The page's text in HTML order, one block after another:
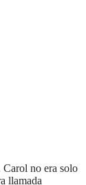
Carol no era solo
llamada